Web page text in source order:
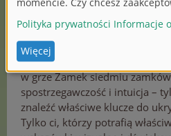
Nowości od Zoch w szczegółach
Prawdziwa zabawa „pod
w grze Zamek siedmiu
spostrzegawczość i intuicja –
znaleźć właściwe klucze do
Tylko ci, którzy potrafią